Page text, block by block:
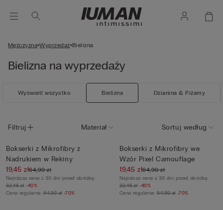
Mężczyzna Wyprzedaż Bielizna
Bielizna na wyprzedaży
Wyświetl wszystko Bielizna Dzianina & Piżamy
Filtruj Materiał Sortuj według
Bokserki z Mikrofibry z
Nadrukiem w Rekiny
19,45 zł64,90 zł
Najniższa cena z 30 dni przed obniżką:
32,45 zł -40%
Cena regularna:64,90 zł -70%
Bokserki z Mikrofibry we
Wzór Pixel Camouflage
19,45 zł64,90 zł
Najniższa cena z 30 dni przed obniżką:
32,45 zł -40%
Cena regularna:64,90 zł -70%